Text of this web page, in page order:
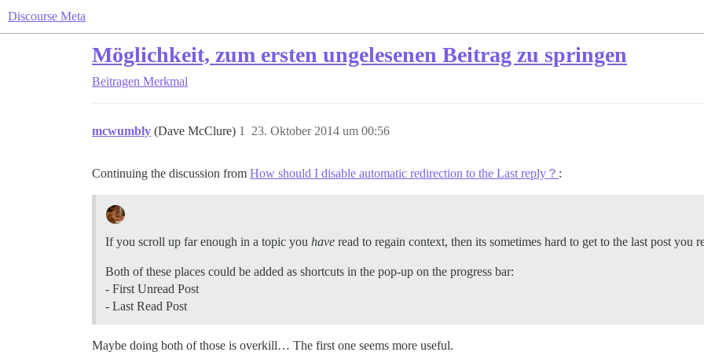
Discourse Meta
Möglichkeit, zum ersten ungelesenen Beitrag zu springen
Beitragen Merkmal
mcwumbly (Dave McClure) 23. Oktober 2014 um 00:56
1
Continuing the discussion from How should I disable automatic redirection to the Last reply？ :
If you scroll up far enough in a topic you have read to regain context, then its sometimes hard to get to the last post you
Both of these places could be added as shortcuts in the pop-up on the progress bar:
- First Unread Post
- Last Read Post
Maybe doing both of those is overkill… The first one seems more useful.